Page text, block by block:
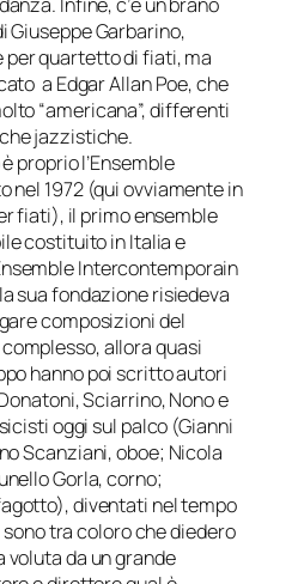
Giuseppe Garbarino,
quartetto di fiati, ma
a Edgar Allan Poe, che
“americana”, differenti
jazzistiche.
proprio l’Ensemble
nel 1972 (qui ovviamente in
fiati), il primo ensemble
costituito in Italia e
Intercontemporain
sua fondazione risiedeva
composizioni del
allora quasi
hanno poi scritto autori
Sciarrino, Nono e
oggi sul palco (Gianni
Scanziani, oboe; Nicola
Gorla, corno;
diventati nel tempo
tra coloro che diedero
voluta da un grande